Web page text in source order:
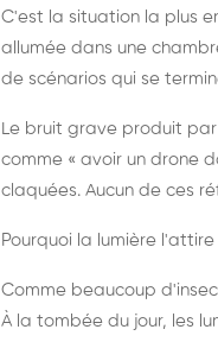
C'est la situation la plus
allumée dans une
de scénarios qui se
Le bruit grave produit
comme « avoir un drone
claquées. Aucun de ces
Pourquoi la lumière l'attire
Comme beaucoup
À la tombée du jour, les